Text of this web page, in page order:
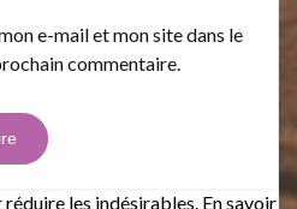
e-mail et mon site dans le
commentaire.
les indésirables. En savoir